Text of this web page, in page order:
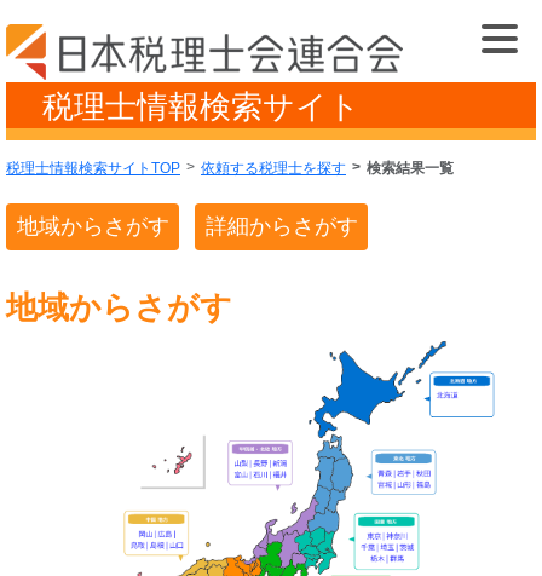
税理士情報検索サイト
税理士情報検索サイトTOP 依頼する税理士を探す 検索結果一覧
地域からさがす 詳細からさがす
地域からさがす